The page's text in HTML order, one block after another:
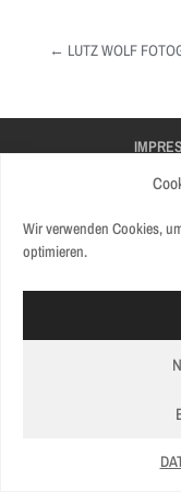
Wir verwenden Cookies,
optimieren.
← LUTZ WOLF